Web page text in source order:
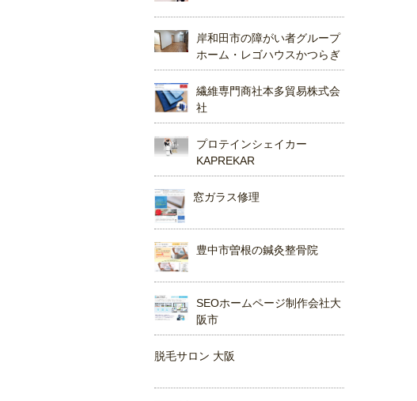
岸和田市の障がい者グループ
ホーム・レゴハウスかつらぎ
繊維専門商社本多貿易株式会
社
プロテインシェイカー
KAPREKAR
窓ガラス修理
豊中市曽根の鍼灸整骨院
SEOホームページ制作会社大
阪市
脱毛サロン 大阪